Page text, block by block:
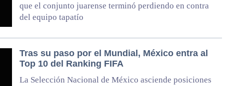
que el conjunto juarense terminó perdiendo en contra
del equipo tapatío
Tras su paso por el Mundial, México entra al
Top 10 del Ranking FIFA
La Selección Nacional de México asciende posiciones